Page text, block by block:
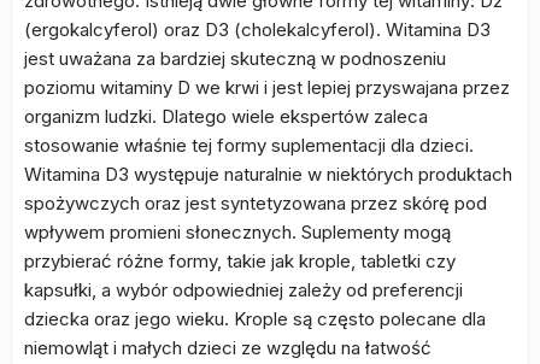
(ergokalcyferol) oraz D3 (cholekalcyferol). Witamina D3
jest uważana za bardziej skuteczną w podnoszeniu
poziomu witaminy D we krwi i jest lepiej przyswajana przez
organizm ludzki. Dlatego wiele ekspertów zaleca
stosowanie właśnie tej formy suplementacji dla dzieci.
Witamina D3 występuje naturalnie w niektórych produktach
spożywczych oraz jest syntetyzowana przez skórę pod
wpływem promieni słonecznych. Suplementy mogą
przybierać różne formy, takie jak krople, tabletki czy
kapsułki, a wybór odpowiedniej zależy od preferencji
dziecka oraz jego wieku. Krople są często polecane dla
niemowląt i małych dzieci ze względu na łatwość